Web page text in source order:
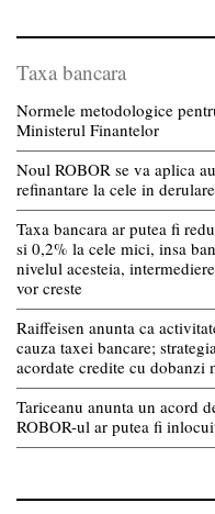
Taxa bancara
Normele metodologice
Ministerul Finantelor
Noul ROBOR se va aplica
refinantare la cele in derulare
Taxa bancara ar putea fi
si 0,2% la cele mici, insa
nivelul acesteia,
vor creste
Raiffeisen anunta ca
cauza taxei bancare;
acordate credite cu dobanzi
Tariceanu anunta un acord
ROBOR-ul ar putea fi